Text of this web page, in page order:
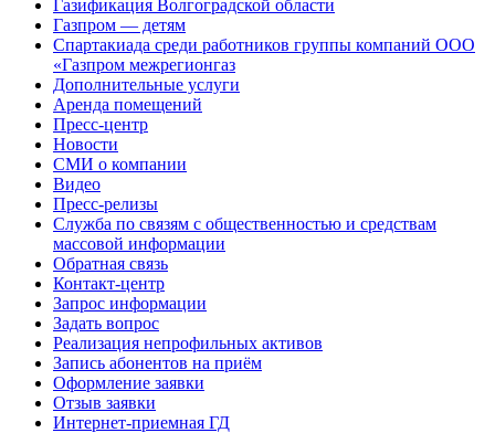
Газификация Волгоградской области
Газпром — детям
Спартакиада среди работников группы компаний ООО
«Газпром межрегионгаз
Дополнительные услуги
Аренда помещений
Пресс-центр
Новости
СМИ о компании
Видео
Пресс-релизы
Служба по связям с общественностью и средствам
массовой информации
Обратная связь
Контакт-центр
Запрос информации
Задать вопрос
Реализация непрофильных активов
Запись абонентов на приём
Оформление заявки
Отзыв заявки
Интернет-приемная ГД